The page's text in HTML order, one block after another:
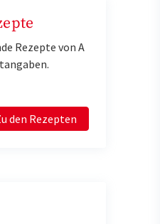
Rezepte von A
den Rezepten